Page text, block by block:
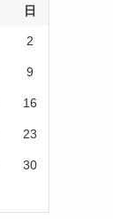
日
2
9
16
23
30